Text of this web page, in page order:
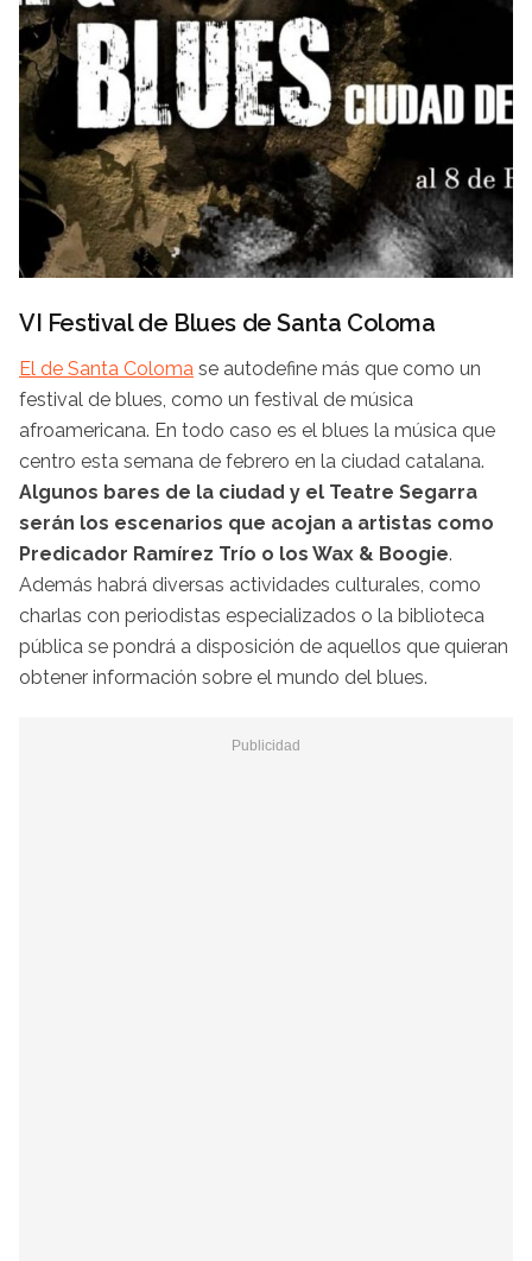
VI Festival de Blues de Santa Coloma
El de Santa Coloma se autodefine más que como un
festival de blues, como un festival de música
afroamericana. En todo caso es el blues la música que
centro esta semana de febrero en la ciudad catalana.
Algunos bares de la ciudad y el Teatre Segarra
serán los escenarios que acojan a artistas como
Predicador Ramírez Trío o los Wax & Boogie.
Además habrá diversas actividades culturales, como
charlas con periodistas especializados o la biblioteca
pública se pondrá a disposición de aquellos que quieran
obtener información sobre el mundo del blues.